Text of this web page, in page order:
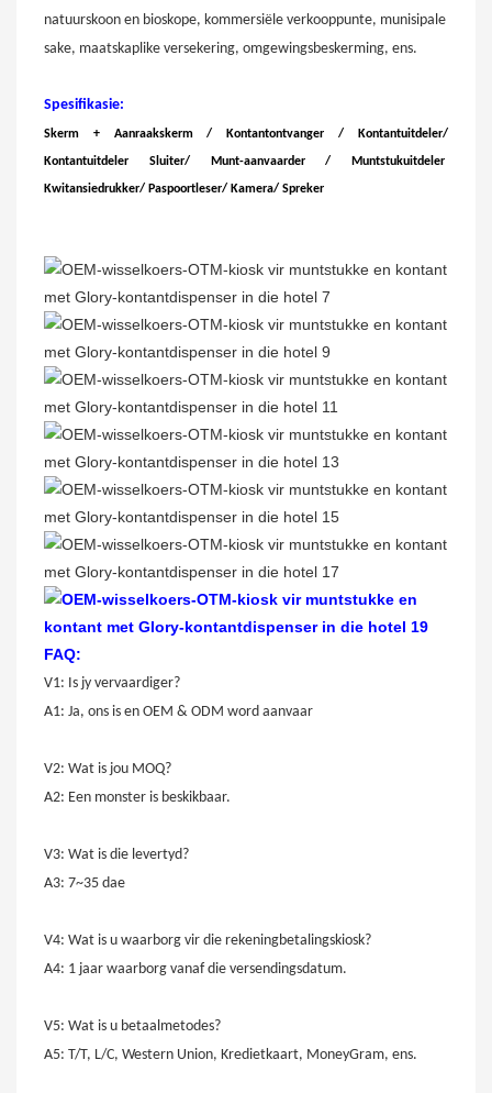
natuurskoon en bioskope, kommersiële verkooppunte, munisipale
sake, maatskaplike versekering, omgewingsbeskerming, ens.
Spesifikasie:
Skerm + Aanraakskerm / Kontantontvanger / Kontantuitdeler/
Kontantuitdeler Sluiter/ Munt-aanvaarder/ Muntstukuitdeler
Kwitansiedrukker/ Paspoortleser/ Kamera/ Spreker
FAQ:
V1: Is jy vervaardiger?
A1: Ja, ons is en OEM & ODM word aanvaar
V2: Wat is jou MOQ?
A2: Een monster is beskikbaar.
V3: Wat is die levertyd?
A3: 7~35 dae
V4: Wat is u waarborg vir die rekeningbetalingskiosk?
A4: 1 jaar waarborg vanaf die versendingsdatum.
V5: Wat is u betaalmetodes?
A5: T/T, L/C, Western Union, Kredietkaart, MoneyGram, ens.